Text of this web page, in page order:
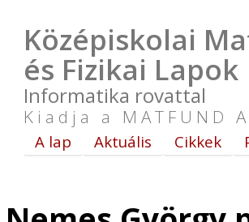
Középiskolai
és Fizikai Lapok
Informatika rovattal
Kiadja a MATFUND
A lap Aktuális Cikkek